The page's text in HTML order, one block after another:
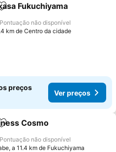
Adicionar aos favoritos
Fukuchiyama
Pontuação não disponível
km de Centro da cidade
preços
Ver preços
Adicionar aos favoritos
Cosmo
Pontuação não disponível
a 11.4 km de Fukuchiyama